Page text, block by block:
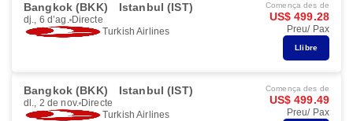
Bangkok (BKK) Istanbul (IST)
dj., 6 d’ag. Directe
Turkish Airlines
Comença des de
US$ 499.28
Preu/ Pax
Llibre
Bangkok (BKK) Istanbul (IST)
dl., 2 de nov. Directe
Turkish Airlines
Comença des de
US$ 499.49
Preu/ Pax